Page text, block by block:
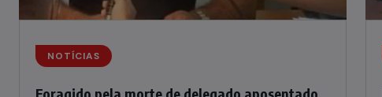
NOTÍCIAS
Foragido pela morte de delegado aposentado